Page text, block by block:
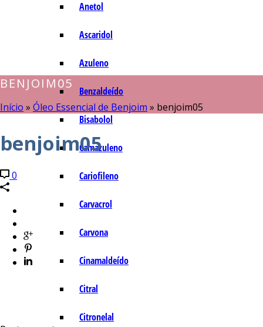
Anetol
Ascaridol
Azuleno
Benzaldeído
Bisabolol
Camazuleno
Cariofileno
Carvacrol
Carvona
Cinamaldeído
Citral
Citronelal
BENJOIM05
Início » Óleo Essencial de Benjoim » benjoim05
benjoim05
0